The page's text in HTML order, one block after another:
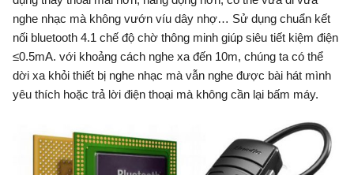
nghe nhạc mà không vướn víu dây nhợ… Sử dụng chuẩn kết
nối bluetooth 4.1 chế độ chờ thông minh giúp siêu tiết kiệm điện
≤0.5mA. với khoảng cách nghe xa đến 10m, chúng ta có thể
dời xa khỏi thiết bị nghe nhạc mà vẫn nghe được bài hát mình
yêu thích hoặc trả lời điện thoại mà không cần lại bấm máy.